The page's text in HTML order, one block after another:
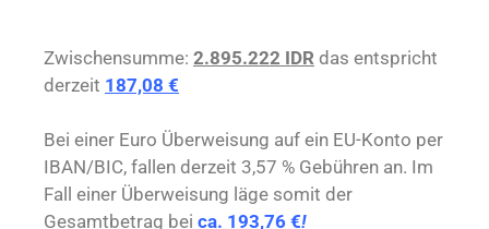
Zwischensumme: 2.895.222 IDR das entspricht
derzeit 187,08 €
Bei einer Euro Überweisung auf ein EU-Konto per
IBAN/BIC, fallen derzeit 3,57 % Gebühren an. Im
Fall einer Überweisung läge somit der
Gesamtbetrag bei ca. 193,76 €!